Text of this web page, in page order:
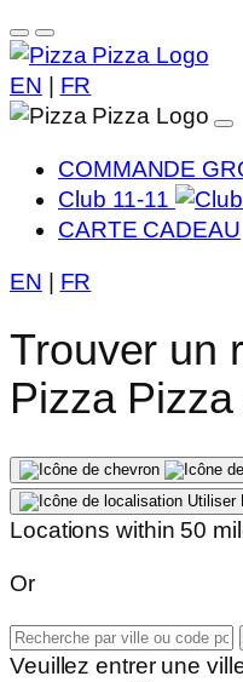
EN FR
COMMANDE
Club 11-11
CARTE CADEAU
EN FR
Trouver un
Pizza
Utiliser
Locations within 50
Or
Veuillez entrer une